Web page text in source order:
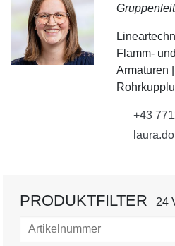
Flamm-
Armaturen
+43
PRODUKTFILTER 24